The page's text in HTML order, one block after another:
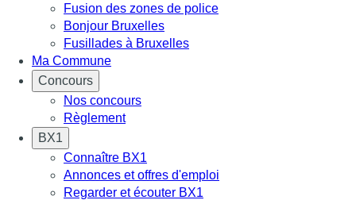
Fusion des zones de police
Bonjour Bruxelles
Fusillades à Bruxelles
Ma Commune
Concours
Nos concours
Règlement
BX1
Connaître BX1
Annonces et offres d'emploi
Regarder et écouter BX1